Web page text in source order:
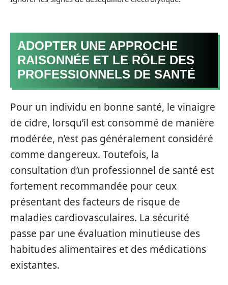
ADOPTER UNE APPROCHE
RAISONNÉE ET LE RÔLE DES
PROFESSIONNELS DE SANTÉ
Pour un individu en bonne santé, le vinaigre
de cidre, lorsqu’il est consommé de manière
modérée, n’est pas généralement considéré
comme dangereux. Toutefois, la
consultation d’un professionnel de santé est
fortement recommandée pour ceux
présentant des facteurs de risque de
maladies cardiovasculaires. La sécurité
passe par une évaluation minutieuse des
habitudes alimentaires et des médications
existantes.